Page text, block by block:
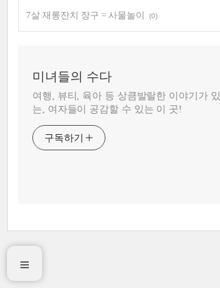
7살 재롱잔치 장구 = 사물놀이 (0)
미녀들의 수다
여행, 뷰티, 육아 등 상큼발랄한 이야기가 있
는, 여자들이 공감할 수 있는 이 곳!
구독하기